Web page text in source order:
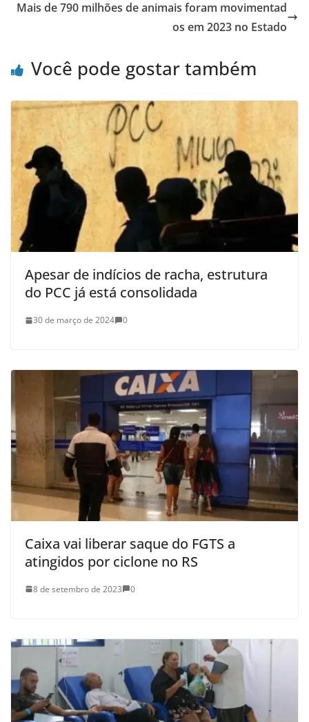
Mais de 790 milhões de animais foram movimentad
os em 2023 no Estado
Você pode gostar também
Apesar de indícios de racha, estrutura
do PCC já está consolidada
30 de março de 2024 0
Caixa vai liberar saque do FGTS a
atingidos por ciclone no RS
8 de setembro de 2023 0